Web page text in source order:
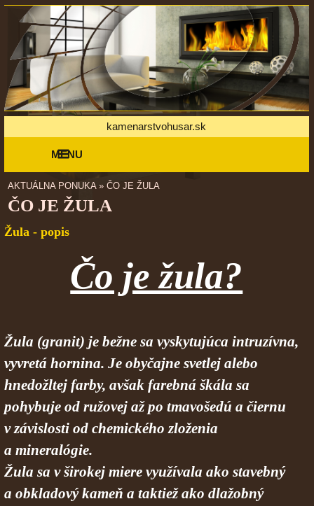
kamenarstvohusar.sk
MENU
AKTUÁLNA PONUKA» ČO JE ŽULA
ČO JE ŽULA
Žula - popis
Čo je žula?
Žula (granit) je bežne sa vyskytujúca intruzívna,
vyvretá hornina. Je obyčajne svetlej alebo
hnedožltej farby, avšak farebná škála sa
pohybuje od ružovej až po tmavošedú a čiernu
v závislosti od chemického zloženia
a mineralógie.
Žula sa v širokej miere využívala ako stavebný
a obkladový kameň a taktiež ako dlažobný